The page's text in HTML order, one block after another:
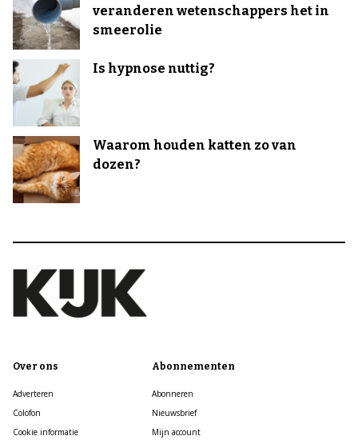
veranderen wetenschappers het in
smeerolie
Is hypnose nuttig?
Waarom houden katten zo van
dozen?
Over ons
Adverteren
Colofon
Cookie informatie
Abonnementen
Abonneren
Nieuwsbrief
Mijn account